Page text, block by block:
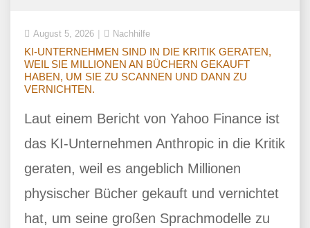
August 5, 2026 Nachhilfe
KI-UNTERNEHMEN SIND IN DIE KRITIK GERATEN,
WEIL SIE MILLIONEN AN BÜCHERN GEKAUFT
HABEN, UM SIE ZU SCANNEN UND DANN ZU
VERNICHTEN.
Laut einem Bericht von Yahoo Finance ist
das KI-Unternehmen Anthropic in die Kritik
geraten, weil es angeblich Millionen
physischer Bücher gekauft und vernichtet
hat, um seine großen Sprachmodelle zu